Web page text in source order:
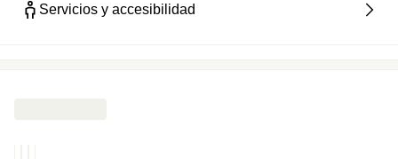
Servicios y accesibilidad